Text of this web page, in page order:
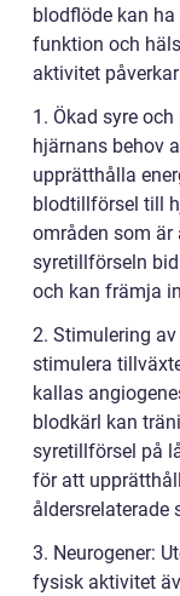
blodflöde kan
funktion och
aktivitet
1. Ökad syre
hjärnans behov
upprätthålla
blodtillförsel till
områden som är
syretillförseln
och kan främja
2. Stimulering
stimulera
kallas
blodkärl kan
syretillförsel på
för att
åldersrelaterade
3. Neurogener:
fysisk aktivitet